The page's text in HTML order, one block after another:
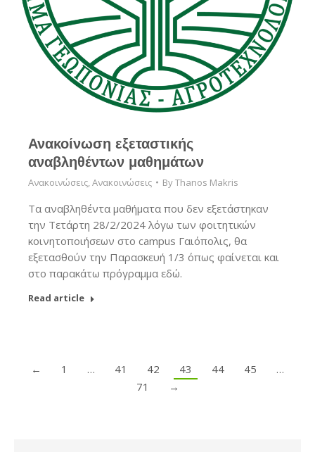
Ανακοίνωση εξεταστικής
αναβληθέντων μαθημάτων
Ανακοινώσεις,Ανακοινώσεις ByThanos Makris
Τα αναβληθέντα μαθήματα που δεν εξετάστηκαν
την Τετάρτη 28/2/2024 λόγω των φοιτητικών
κοινητοποιήσεων στο campus Γαιόπολις, θα
εξετασθούν την Παρασκευή 1/3 όπως φαίνεται και
στο παρακάτω πρόγραμμα εδώ.
Read article
← 1 … 41 42 43 44 45
…
71
→